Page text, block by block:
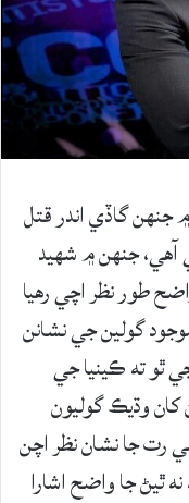
گاڏي اندر قتل
آهي، جنهن ۾ شهيد
طور نظر اچي رهيا
گولين جي نشانن
ٿو ته ڪينيا جي
شريف جي گاڏي تي 9 يا ان کان وڌيڪ گوليون
رت جا نشان نظر اچن
ٿيڻ جا واضح اشارا